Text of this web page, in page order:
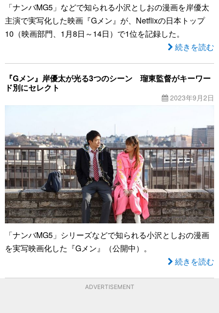
「ナンバMG5」などで知られる小沢としおの漫画を岸優太
主演で実写化した映画『Gメン』が、Netflixの日本トップ
10（映画部門、1月8日～14日）で1位を記録した。
続きを読む
『Gメン』岸優太が光る3つのシーン 瑠東監督がキーワー
ド別にセレクト
2023年9月2日
「ナンバMG5」シリーズなどで知られる小沢としおの漫画
を実写映画化した『Gメン』（公開中）。
続きを読む
ADVERTISEMENT